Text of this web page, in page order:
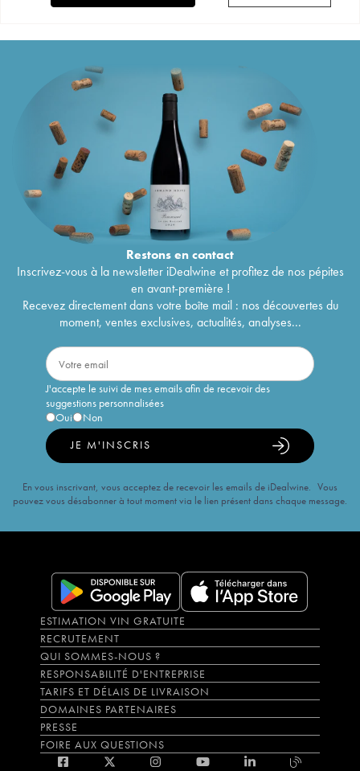
Restons encontact
Inscrivez-vous à la newsletter iDealwine et profitez de nos pépites
en avant-première !
Recevez directement dans votre boîte mail : nos découvertes du
moment, ventes exclusives, actualités, analyses...
J'accepte le suivi de mes emails afin de recevoir des
suggestions personnalisées
Oui
Non
JE M'INSCRIS
En vous inscrivant, vous acceptez de recevoir les emails de iDealwine. Vous
pouvez vous désabonner à tout moment via le lien présent dans chaque message.
ESTIMATION VIN GRATUITE
RECRUTEMENT
QUI SOMMES-NOUS ?
RESPONSABILITÉ D'ENTREPRISE
TARIFS ET DÉLAIS DE LIVRAISON
DOMAINES PARTENAIRES
PRESSE
FOIRE AUX QUESTIONS